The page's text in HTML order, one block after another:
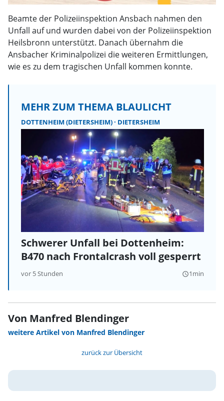
Beamte der Polizeiinspektion Ansbach nahmen den
Unfall auf und wurden dabei von der Polizeiinspektion
Heilsbronn unterstützt. Danach übernahm die
Ansbacher Kriminalpolizei die weiteren Ermittlungen,
wie es zu dem tragischen Unfall kommen konnte.
MEHR ZUM THEMA BLAULICHT
DOTTENHEIM (DIETERSHEIM) DIETERSHEIM
Schwerer Unfall bei Dottenheim:
B470 nach Frontalcrash voll gesperrt
vor 5 Stunden query_builder1min
Von Manfred Blendinger
weitere Artikel von Manfred Blendinger
zurück zur Übersicht